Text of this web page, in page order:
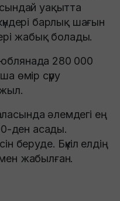
уақытта
барлық шағын
жабық болады.
280 000
өмір сүру
әлемдегі ең
ден асады.
беруде. Бүкіл елдің
жабылған.